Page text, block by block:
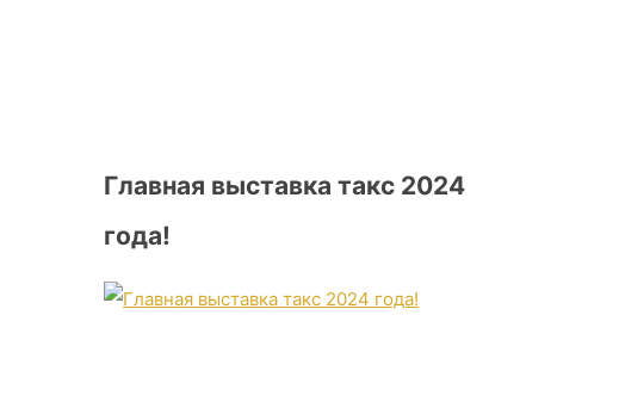
Главная выставка такс 2024
года!